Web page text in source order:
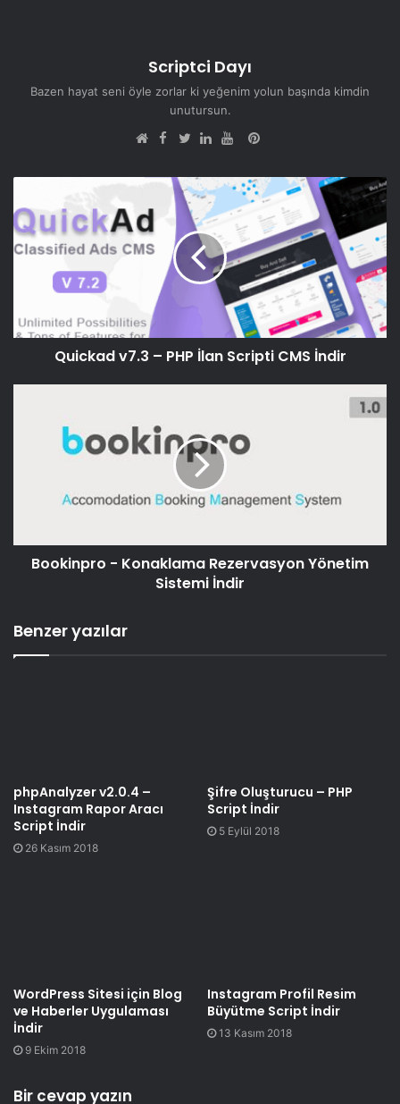
Scriptci Dayı
Bazen hayat seni öyle zorlar ki yeğenim yolun başında kimdin
unutursun.
sitesi
Facebook
Pinterest
Quickad v7.3 – PHP İlan Scripti CMS İndir
Bookinpro - Konaklama Rezervasyon Yönetim
Sistemi İndir
Benzer yazılar
phpAnalyzer v2.0.4 –
Instagram Rapor Aracı
Script İndir
26 Kasım 2018
Şifre Oluşturucu – PHP
Script İndir
5 Eylül 2018
WordPress Sitesi için Blog
ve Haberler Uygulaması
İndir
9 Ekim 2018
Instagram Profil Resim
Büyütme Script İndir
13 Kasım 2018
Bir cevap yazın